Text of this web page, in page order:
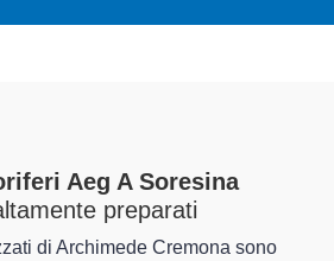
Aeg A Soresina
preparati
di Archimede Cremona sono